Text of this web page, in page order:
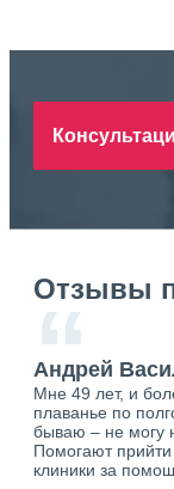
Отзывы
“
Андрей
Мне 49 лет, и
плаванье по
бываю – не могу
Помогают
клиники за